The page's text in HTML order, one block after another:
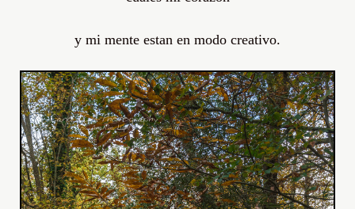
y mi mente estan en modo creativo.